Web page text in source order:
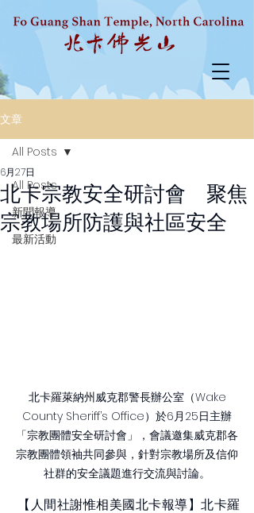
文章
All Posts
新聞報導
最新活動
All Posts
北卡宗教安全研討會 聚焦
宗教場所防護與社區安全
6月27日
北卡羅萊納州威克郡警長辦公室（Wake
County Sheriff’s Office）於6月25日主辦
「宗教團體安全研討會」，會議邀集威克郡各
宗教團體領袖共同參與，針對宗教場所及信仰
社群的安全議題進行交流與討論。
【人間社謝惟相美國北卡報導】北卡羅